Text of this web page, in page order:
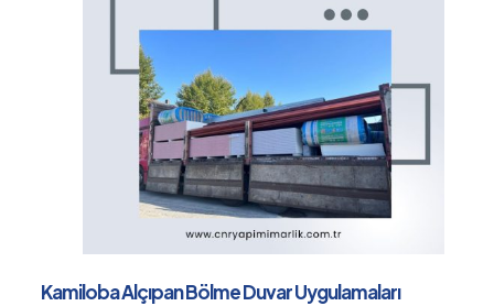
Kamiloba Alçıpan Bölme Duvar Uygulamaları